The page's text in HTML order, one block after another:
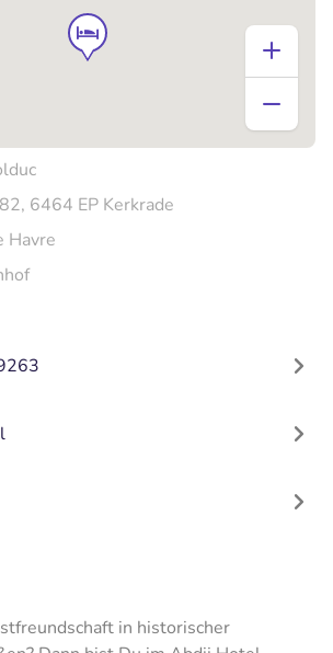
6464 EP Kerkrade
Havre
in historischer